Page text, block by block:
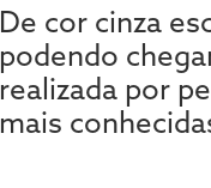
De cor cinza
podendo
realizada por
mais